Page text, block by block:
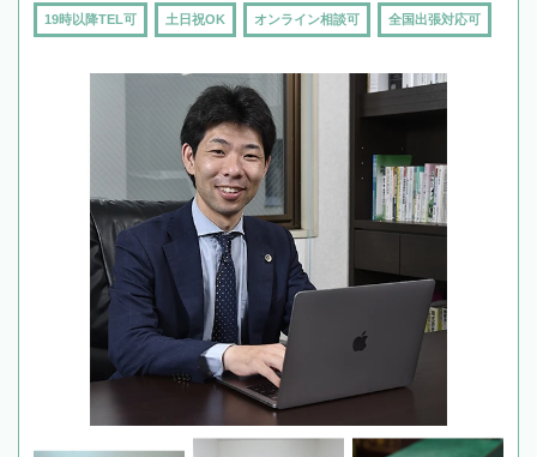
19時以降TEL可 土日祝OK オンライン相談可 全国出張対応可